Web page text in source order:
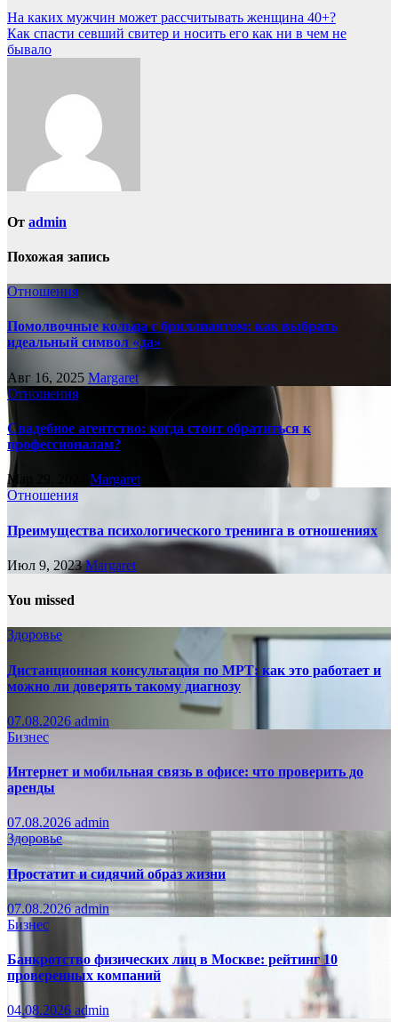
Навигация
по
На каких мужчин может рассчитывать женщина 40+?
Как спасти севший свитер и носить его как ни в чем не
бывало
От admin
Похожая запись
Отношения
Помолвочные кольца с бриллиантом: как выбрать
идеальный символ «да»
Авг 16, 2025 Margaret
Отношения
Свадебное агентство: когда стоит обратиться к
профессионалам?
Мар 29, 2024 Margaret
Отношения
Преимущества психологического тренинга в отношениях
Июл 9, 2023Margaret
You missed
Здоровье
Дистанционная консультация по МРТ: как это работает и
можно ли доверять такому диагнозу
07.08.2026 admin
Бизнес
Интернет и мобильная связь в офисе: что проверить до
аренды
07.08.2026 admin
Здоровье
Простатит и сидячий образ жизни
07.08.2026admin
Бизнес
Банкротство физических лиц в Москве: рейтинг 10
проверенных компаний
04.08.2026 admin